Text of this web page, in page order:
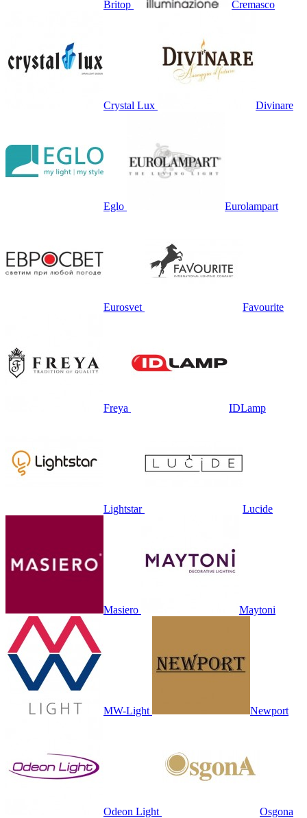
Britop Cremasco
Crystal Lux Divinare
Eglo Eurolampart
Eurosvet Favourite
Freya IDLamp
Lightstar Lucide
Masiero Maytoni
MW-Light Newport
Odeon Light Osgona